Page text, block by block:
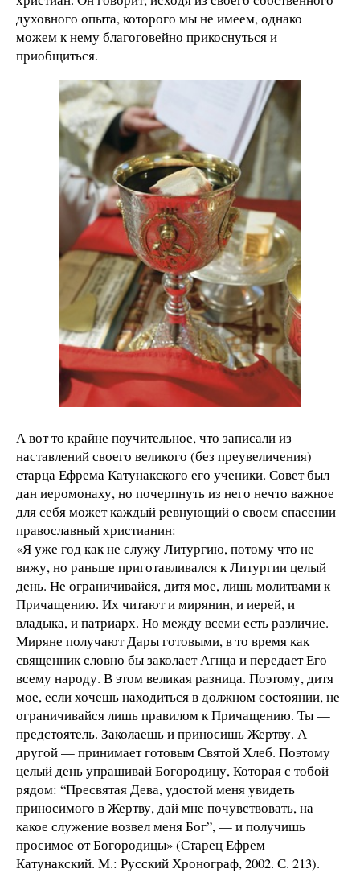
духовного опыта, которого мы не имеем, однако
можем к нему благоговейно прикоснуться и
приобщиться.
А вот то крайне поучительное, что записали из
наставлений своего великого (без преувеличения)
старца Ефрема Катунакского его ученики. Совет был
дан иеромонаху, но почерпнуть из него нечто важное
для себя может каждый ревнующий о своем спасении
православный христианин:
«Я уже год как не служу Литургию, потому что не
вижу, но раньше приготавливался к Литургии целый
день. Не ограничивайся, дитя мое, лишь молитвами к
Причащению. Их читают и мирянин, и иерей, и
владыка, и патриарх. Но между всеми есть различие.
Миряне получают Дары готовыми, в то время как
священник словно бы заколает Агнца и передает Его
всему народу. В этом великая разница. Поэтому, дитя
мое, если хочешь находиться в должном состоянии, не
ограничивайся лишь правилом к Причащению. Ты —
предстоятель. Заколаешь и приносишь Жертву. А
другой — принимает готовым Святой Хлеб. Поэтому
целый день упрашивай Богородицу, Которая с тобой
рядом: “Пресвятая Дева, удостой меня увидеть
приносимого в Жертву, дай мне почувствовать, на
какое служение возвел меня Бог”, — и получишь
просимое от Богородицы» (Старец Ефрем
Катунакский. М.: Русский Хронограф, 2002. С. 213).